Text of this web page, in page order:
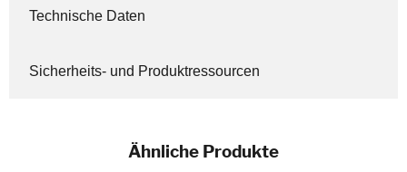
Technische Daten
Sicherheits- und Produktressourcen
Ähnliche Produkte